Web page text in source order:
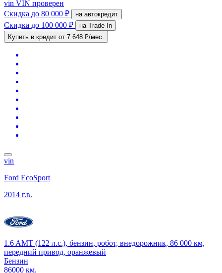
vin VIN проверен
Скидка до 80 000 ₽ на автокредит
Скидка до 100 000 ₽
на Trade-In
Купить в кредит от 7 648 ₽/мес.
vin
Ford EcoSport
2014 г.в.
1.6 AMT (122 л.с.), бензин, робот, внедорожник, 86 000 км,
передний привод, оранжевый
Бензин
86000 км.